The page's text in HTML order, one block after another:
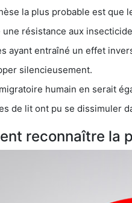
la plus probable est que les
résistance aux insecticides.
entraîné un effet inverse permettant
silencieusement.
humain en serait
lit ont pu se dissimuler dans les
reconnaître la